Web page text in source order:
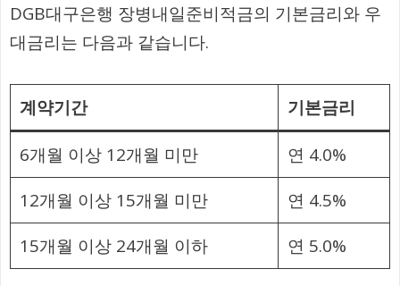
DGB대구은행 장병내일준비적금의 기본금리와 우
대금리는 다음과 같습니다.
계약기간 기본금리
6개월 이상 12개월 미만
연 4.0%
12개월 이상 15개월 미만
연 4.5%
15개월 이상 24개월 이하
연 5.0%